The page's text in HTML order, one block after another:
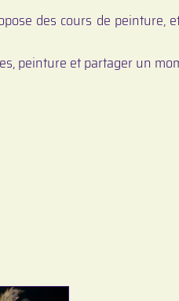
des cours de peinture,
peinture et partager un